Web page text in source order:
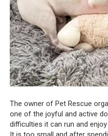
The owner of Pet Rescue
one of the joyful and active
difficulties it can run and